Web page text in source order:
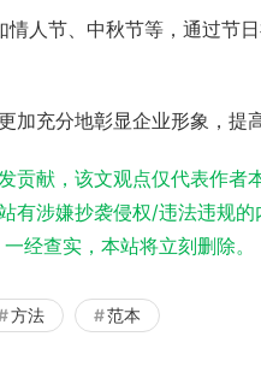
人节、中秋节等，通过节
充分地彰显企业形象，提
贡献，该文观点仅代表作
有涉嫌抄袭侵权/违法违规
经查实，本站将立刻删除。
方法 范本